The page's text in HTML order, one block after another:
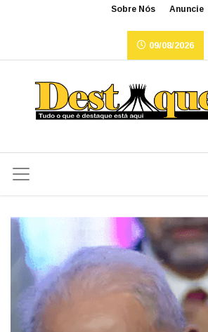
Sobre Nós Anuncie
09/08/2026